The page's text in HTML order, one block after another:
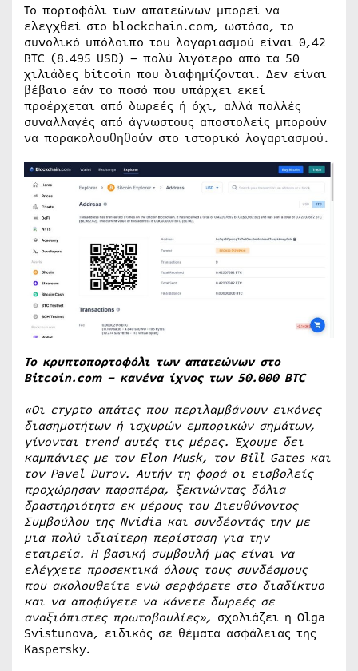
Το πορτοφόλι των απατεώνων μπορεί να
ελεγχθεί στο blockchain.com, ωστόσο, το
συνολικό υπόλοιπο του λογαριασμού είναι 0,42
BTC (8.495 USD) – πολύ λιγότερο από τα 50
χιλιάδες bitcoin που διαφημίζονται. Δεν είναι
βέβαιο εάν το ποσό που υπάρχει εκεί
προέρχεται από δωρεές ή όχι, αλλά πολλές
συναλλαγές από άγνωστους αποστολείς μπορούν
να παρακολουθηθούν στο ιστορικό λογαριασμού.
Το κρυπτοπορτοφόλι των απατεώνων στο
Bitcoin.com – κανένα ίχνος των 50.000 BTC
«Οι crypto απάτες που περιλαμβάνουν εικόνες
διασημοτήτων ή ισχυρών εμπορικών σημάτων,
γίνονται trend αυτές τις μέρες. Έχουμε δει
καμπάνιες με τον Elon Musk, τον Bill Gates και
τον Pavel Durov. Αυτήν τη φορά οι εισβολείς
προχώρησαν παραπέρα, ξεκινώντας δόλια
δραστηριότητα εκ μέρους του Διευθύνοντος
Συμβούλου της Nvidia και συνδέοντάς την με
μια πολύ ιδιαίτερη περίσταση για την
εταιρεία. Η βασική συμβουλή μας είναι να
ελέγχετε προσεκτικά όλους τους συνδέσμους
που ακολουθείτε ενώ σερφάρετε στο διαδίκτυο
και να αποφύγετε να κάνετε δωρεές σε
αναξιόπιστες πρωτοβουλίες», σχολιάζει η Olga
Svistunova, ειδικός σε θέματα ασφάλειας της
Kaspersky.